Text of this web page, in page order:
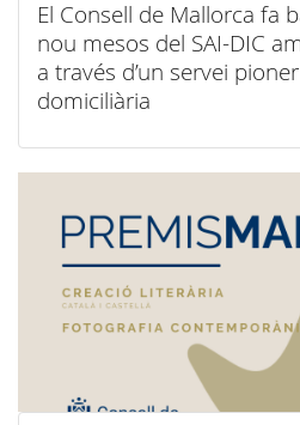
El Consell de Mallorca fa
nou mesos del SAI-DIC
a través d’un servei
domiciliària